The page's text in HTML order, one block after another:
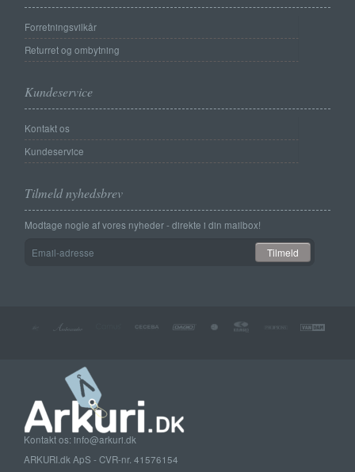
Forretningsvilkår
Returret og ombytning
Kundeservice
Kontakt os
Kundeservice
Tilmeld nyhedsbrev
Modtage nogle af vores nyheder - direkte i din mailbox!
adresse
Tilmeld
Kontakt os: info@arkuri.dk
ARKURI.dk ApS - CVR-nr. 41576154